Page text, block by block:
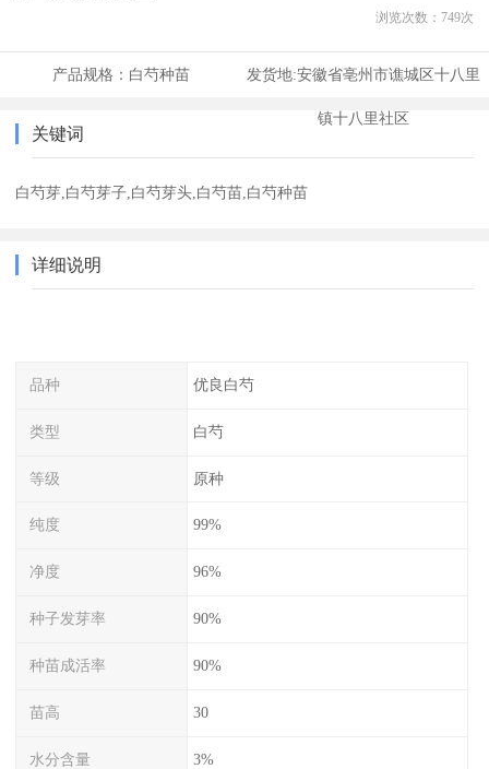
浏览次数： 749次
产品规格： 白芍种苗 发货地:安徽省亳州市谯城区十八里
镇十八里社区
关键词
白芍芽,白芍芽子,白芍芽头,白芍苗,白芍种苗
详细说明
品种 优良白芍
类型 白芍
等级 原种
纯度 99%
净度 96%
种子发芽率 90%
种苗成活率 90%
苗高 30
水分含量 3%